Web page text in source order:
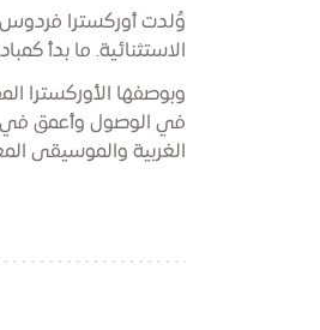
الاستثنائية. ما بدأ
وبوصفها الأوركسترا
في الوصول وأعمق في
الغربية والموسيقى